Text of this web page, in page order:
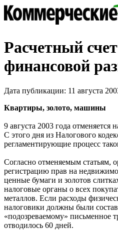
Расчетный
финансовой
Дата публикации: 11 августа
Квартиры, золото, машины
9 августа 2003 года
С этого дня из Налогового
регламентирующие процесс
Согласно отменяемым статьям,
регистрацию прав на
ценные бумаги и золотов
налоговые органы о всех
металлов. Если расходы
налоговики должны были
«подозреваемому» письменное
отводилось 60 дней.